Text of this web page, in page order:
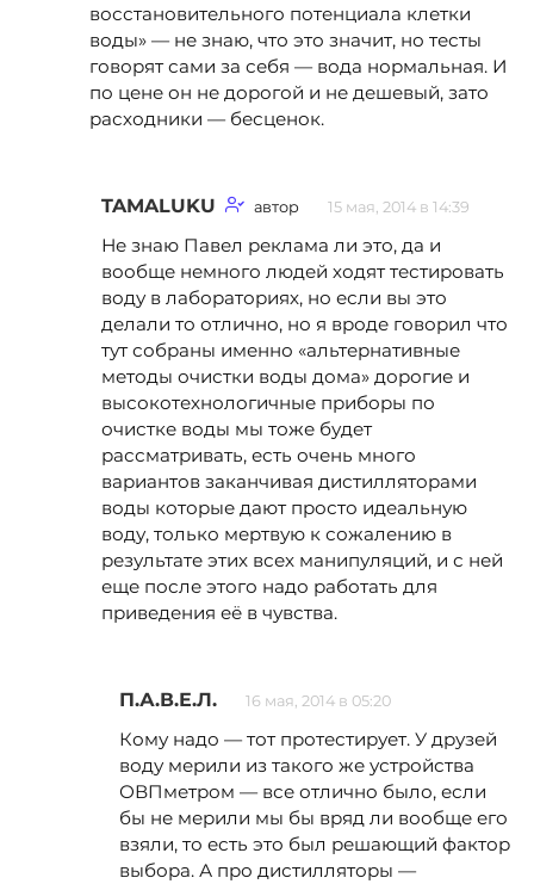
восстановительного потенциала клетки
воды» — не знаю, что это значит, но тесты
говорят сами за себя — вода нормальная. И
по цене он не дорогой и не дешевый, зато
расходники — бесценок.
TAMALUKU автор 15 мая, 2014 в 14:39
Не знаю Павел реклама ли это, да и
вообще немного людей ходят тестировать
воду в лабораториях, но если вы это
делали то отлично, но я вроде говорил что
тут собраны именно «альтернативные
методы очистки воды дома» дорогие и
высокотехнологичные приборы по
очистке воды мы тоже будет
рассматривать, есть очень много
вариантов заканчивая дистилляторами
воды которые дают просто идеальную
воду, только мертвую к сожалению в
результате этих всех манипуляций, и с ней
еще после этого надо работать для
приведения её в чувства.
П.А.В.Е.Л. 16 мая, 2014 в 05:20
Кому надо — тот протестирует. У друзей
воду мерили из такого же устройства
ОВПметром — все отлично было, если
бы не мерили мы бы вряд ли вообще его
взяли, то есть это был решающий фактор
выбора. А про дистилляторы —